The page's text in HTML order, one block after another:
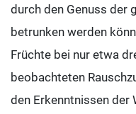
durch den Genuss der
betrunken werden
Früchte bei nur etwa
beobachteten
den Erkenntnissen der